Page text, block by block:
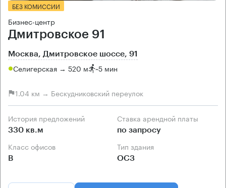
БЕЗ КОМИССИИ
Бизнес-центр
Дмитровское 91
Москва, Дмитровское шоссе, 91
Селигерская → 520 м ~5 мин
1.04 км → Бескудниковский переулок
История предложений
330 кв.м
Ставка арендной платы
по запросу
Класс офисов
B
Тип здания
ОСЗ